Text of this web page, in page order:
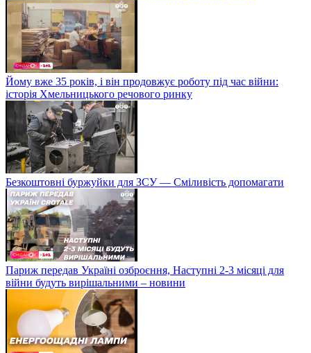
Йому вже 35 років, і він продовжує роботу під час війни:
історія Хмельницького речового ринку
Безкоштовні буржуйки для ЗСУ — Сміливість допомагати
Париж передав Україні озброєння, Наступні 2-3 місяці для
війни будуть вирішальними – новини